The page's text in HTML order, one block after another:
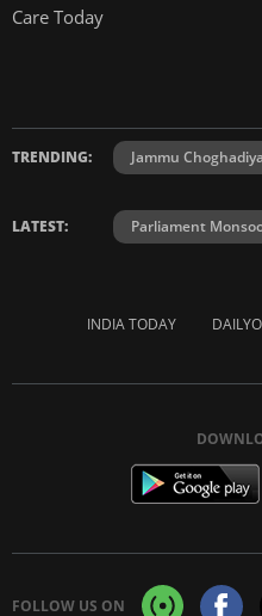
Care Today
TRENDING: Jammu Choghadiya
LATEST: Parliament
INDIA TODAY DAILYO
FOLLOW US ON